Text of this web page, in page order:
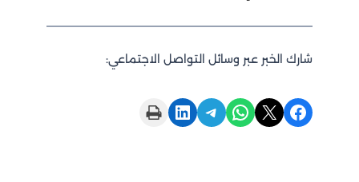
شارك الخبر عبر وسائل التواصل الاجتماعي:
Share on Facebook
Share on X
Share on WhatsApp
Share on Telegram
Share on LinkedIn
Print this Page